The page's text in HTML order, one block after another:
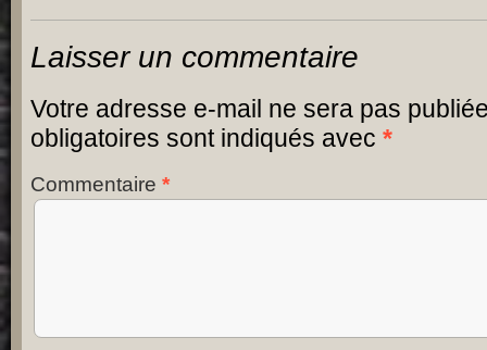
Laisser un commentaire
Votre adresse e-mail ne sera pas
obligatoires sont indiqués avec *
Commentaire *